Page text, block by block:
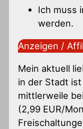
Ich muss
werden.
Anzeigen /
Mein aktuell
in der Stadt
mittlerweile
(2,99 EUR/